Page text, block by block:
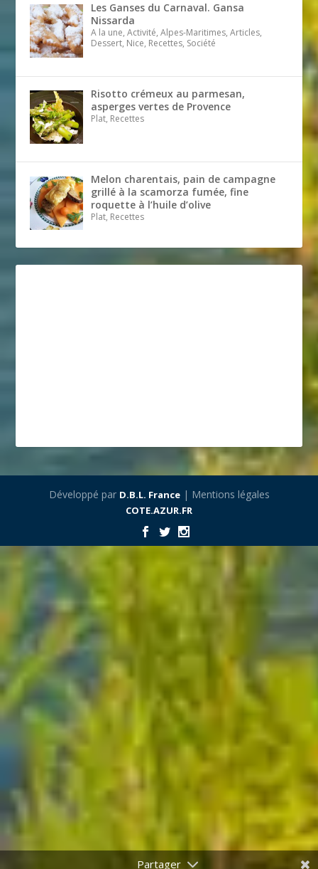
Les Ganses du Carnaval. Gansa
Nissarda
A la une, Activité, Alpes-Maritimes, Articles,
Dessert, Nice, Recettes, Société
Risotto crémeux au parmesan,
asperges vertes de Provence
Plat, Recettes
Melon charentais, pain de campagne
grillé à la scamorza fumée, fine
roquette à l’huile d’olive
Plat, Recettes
Développé par D.B.L. France| Mentions légales
COTE.AZUR.FR